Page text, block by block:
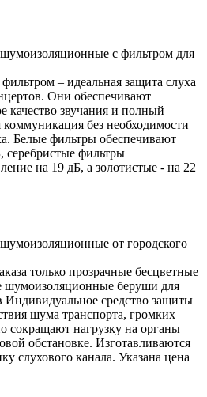
с фильтром для
– идеальная защита слуха
Они обеспечивают
качество звучания и полный
без необходимости
Белые фильтры обеспечивают
серебристые фильтры
на 19 дБ, а золотистые - на 22
от городского
только прозрачные бесцветные
беруши для
средство защиты
шума транспорта, громких
сокращают нагрузку на органы
обстановке. Изготавливаются
слухового канала. Указана цена